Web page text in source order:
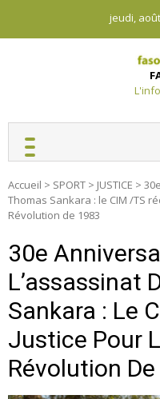
content
jeudi,
Accueil > SPORT > JUSTICE >
Thomas Sankara : le CIM /TS
Révolution de 1983
30e
L’assassinat
Sankara : Le
Justice Pour
Révolution